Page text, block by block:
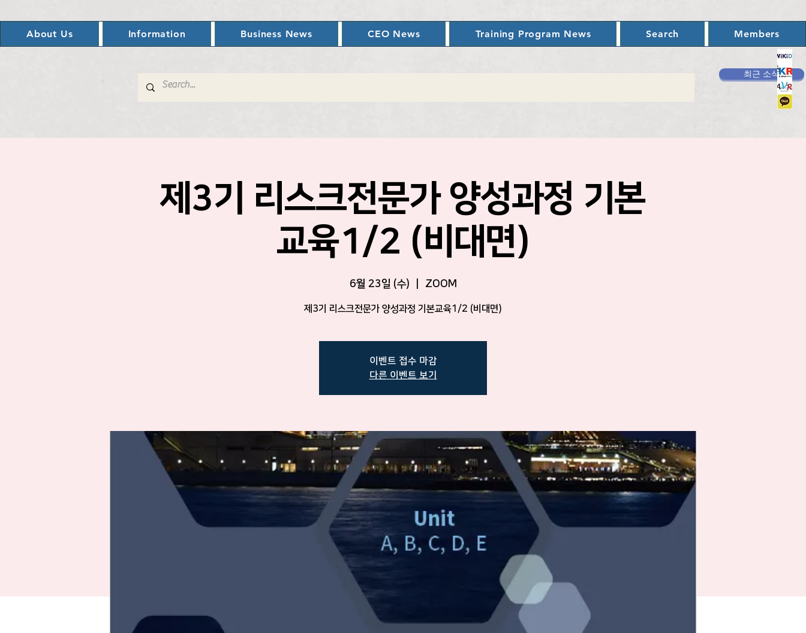
About Us Information Business News CEO News Training Program News Search Members
최근 소식
제3기 리스크전문가 양성과정 기본
교육1/2 (비대면)
6월 23일 (수) ZOOM
제3기 리스크전문가 양성과정 기본교육1/2 (비대면)
이벤트 접수 마감
다른 이벤트 보기